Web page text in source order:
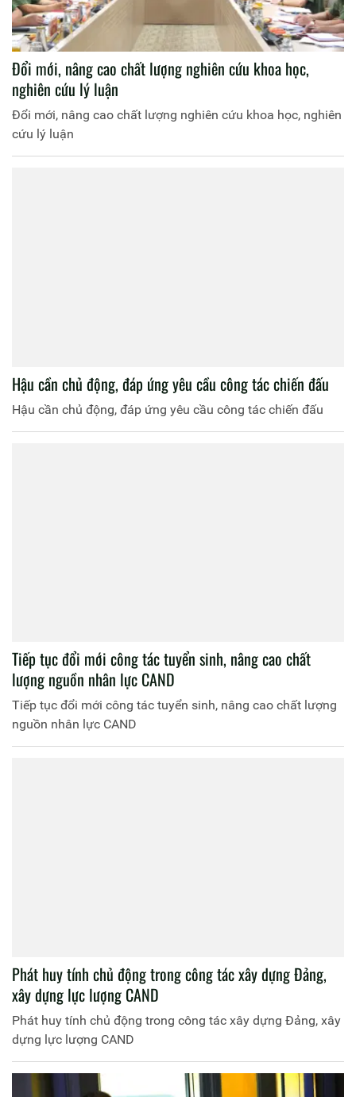
Đổi mới, nâng cao chất lượng nghiên cứu khoa học,
nghiên cứu lý luận
Đổi mới, nâng cao chất lượng nghiên cứu khoa học, nghiên
cứu lý luận
Hậu cần chủ động, đáp ứng yêu cầu công tác chiến đấu
Hậu cần chủ động, đáp ứng yêu cầu công tác chiến đấu
Tiếp tục đổi mới công tác tuyển sinh, nâng cao chất
lượng nguồn nhân lực CAND
Tiếp tục đổi mới công tác tuyển sinh, nâng cao chất lượng
nguồn nhân lực CAND
Phát huy tính chủ động trong công tác xây dựng Đảng,
xây dựng lực lượng CAND
Phát huy tính chủ động trong công tác xây dựng Đảng, xây
dựng lực lượng CAND